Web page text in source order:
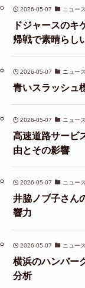
2026-05-07 ニュース
ドジャースのキ
帰戦で素晴らし
2026-05-07 ニュース
青いスラッシュ
2026-05-07 ニュース
高速道路サービ
由とその影響
2026-05-07 ニュース
井脇ノブ子さん
響力
2026-05-07 ニュース
横浜のハンバー
分析